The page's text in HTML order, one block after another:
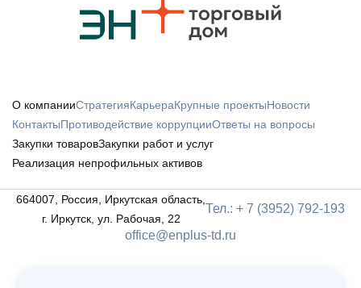
О компанииСтратегияКарьераКрупные проектыНовости
КонтактыПротиводействие коррупцииОтветы на вопросы
Закупки товаровЗакупки работ и услуг
Реализация непрофильных активов
664007, Россия, Иркутская область,
г. Иркутск, ул. Рабочая, 22
Тел.: + 7 (3952) 792-193
office@enplus-td.ru